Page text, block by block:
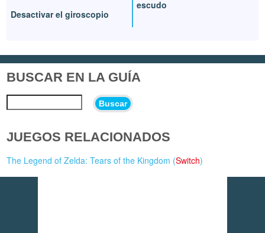
Desactivar el giroscopio
escudo
BUSCAR EN LA GUÍA
Buscar
JUEGOS RELACIONADOS
The Legend of Zelda: Tears of the Kingdom (Switch)